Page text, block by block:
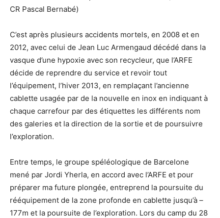
CR Pascal Bernabé)
C’est après plusieurs accidents mortels, en 2008 et en
2012, avec celui de Jean Luc Armengaud décédé dans la
vasque d’une hypoxie avec son recycleur, que l’ARFE
décide de reprendre du service et revoir tout
l’équipement, l’hiver 2013, en remplaçant l’ancienne
cablette usagée par de la nouvelle en inox en indiquant à
chaque carrefour par des étiquettes les différents nom
des galeries et la direction de la sortie et de poursuivre
l’exploration.
Entre temps, le groupe spéléologique de Barcelone
mené par Jordi Yherla, en accord avec l’ARFE et pour
préparer ma future plongée, entreprend la poursuite du
rééquipement de la zone profonde en cablette jusqu’à –
177m et la poursuite de l’exploration. Lors du camp du 28